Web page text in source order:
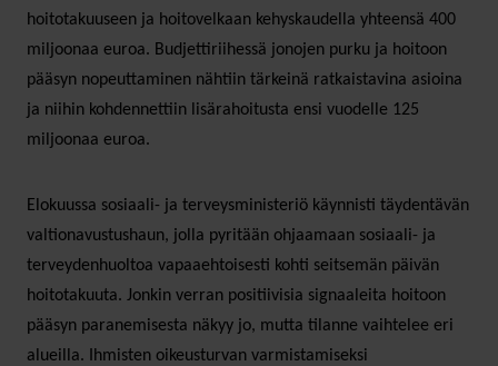
hoitotakuuseen ja hoitovelkaan kehyskaudella yhteensä 400
miljoonaa euroa. Budjettiriihessä jonojen purku ja hoitoon
pääsyn nopeuttaminen nähtiin tärkeinä ratkaistavina asioina
ja niihin kohdennettiin lisärahoitusta ensi vuodelle 125
miljoonaa euroa.
Elokuussa sosiaali- ja terveysministeriö käynnisti täydentävän
valtionavustushaun, jolla pyritään ohjaamaan sosiaali- ja
terveydenhuoltoa vapaaehtoisesti kohti seitsemän päivän
hoitotakuuta. Jonkin verran positiivisia signaaleita hoitoon
pääsyn paranemisesta näkyy jo, mutta tilanne vaihtelee eri
alueilla. Ihmisten oikeusturvan varmistamiseksi